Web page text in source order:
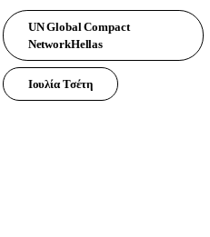
UN Global Compact
NetworkHellas
Ιουλία Τσέτη